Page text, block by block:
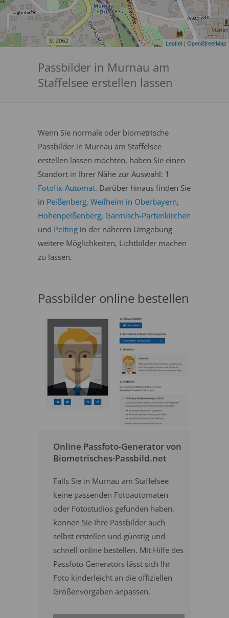
Leaflet | OpenStreetMap
Passbilder in Murnau am
Staffelsee erstellen lassen
Wenn Sie normale oder biometrische
Passbilder in Murnau am Staffelsee
erstellen lassen möchten, haben Sie einen
Standort in Ihrer Nähe zur Auswahl: 1
Fotofix-Automat. Darüber hinaus finden Sie
in Peißenberg, Weilheim in Oberbayern,
Hohenpeißenberg, Garmisch-Partenkirchen
und Peiting in der näheren Umgebung
weitere Möglichkeiten, Lichtbilder machen
zu lassen.
Passbilder online bestellen
Online Passfoto-Generator von
Biometrisches-Passbild.net
Falls Sie in Murnau am Staffelsee
keine passenden Fotoautomaten
oder Fotostudios gefunden haben,
können Sie Ihre Passbilder auch
selbst erstellen und günstig und
schnell online bestellen. Mit Hilfe des
Passfoto Generators lässt sich Ihr
Foto kinderleicht an die offiziellen
Größenvorgaben anpassen.